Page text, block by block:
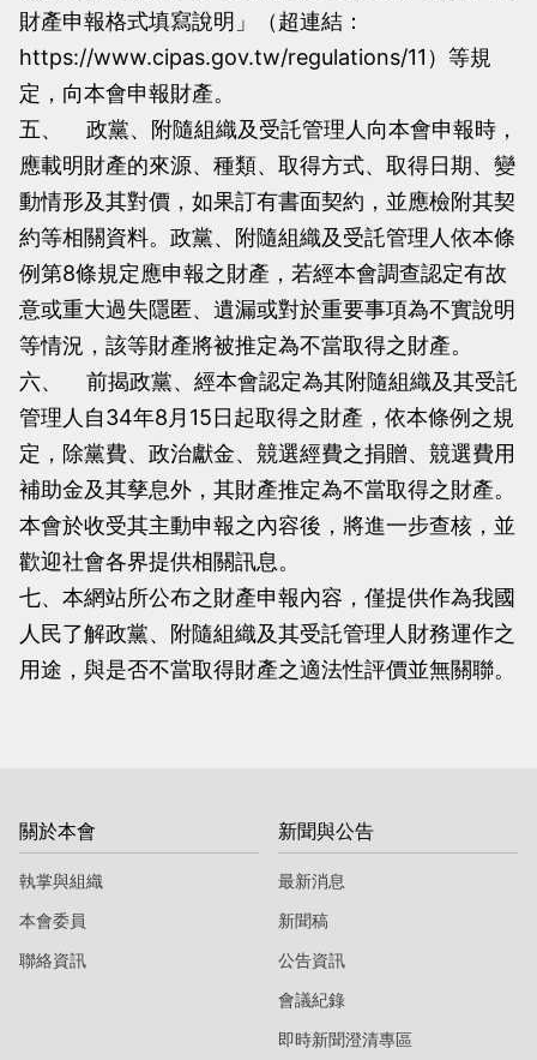
財產申報格式填寫說明」（超連結：
https://www.cipas.gov.tw/regulations/11）等規
定，向本會申報財產。
五、 政黨、附隨組織及受託管理人向本會申報時，
應載明財產的來源、種類、取得方式、取得日期、變
動情形及其對價，如果訂有書面契約，並應檢附其契
約等相關資料。政黨、附隨組織及受託管理人依本條
例第8條規定應申報之財產，若經本會調查認定有故
意或重大過失隱匿、遺漏或對於重要事項為不實說明
等情況，該等財產將被推定為不當取得之財產。
六、 前揭政黨、經本會認定為其附隨組織及其受託
管理人自34年8月15日起取得之財產，依本條例之規
定，除黨費、政治獻金、競選經費之捐贈、競選費用
補助金及其孳息外，其財產推定為不當取得之財產。
本會於收受其主動申報之內容後，將進一步查核，並
歡迎社會各界提供相關訊息。
七、本網站所公布之財產申報內容，僅提供作為我國
人民了解政黨、附隨組織及其受託管理人財務運作之
用途，與是否不當取得財產之適法性評價並無關聯。
關於本會
執掌與組織
本會委員
聯絡資訊
新聞與公告
最新消息
新聞稿
公告資訊
會議紀錄
即時新聞澄清專區